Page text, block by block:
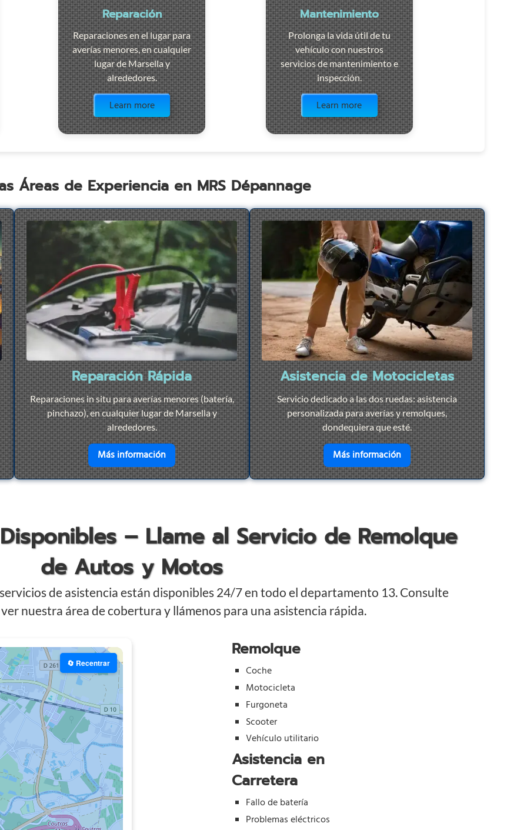
Reparación
Reparaciones en el lugar para
averías menores, en cualquier
lugar de Marsella y
alrededores.
Learn more
Mantenimiento
Prolonga la vida útil de tu
vehículo con nuestros
servicios de mantenimiento e
inspección.
Learn more
Áreas de Experiencia en MRS Dépannage
Remolque 24/7
Reparación Rápida
Reparaciones in situ para averías menores (batería,
pinchazo), en cualquier lugar de Marsella y
alrededores.
Más informaciónen savoir plus surReparación Rápida
Asistencia de Motocicletas
Servicio dedicado a las dos ruedas: asistencia
personalizada para averías y remolques,
dondequiera que esté.
Más informaciónen savoir plus surAsistencia
– Llame al Servicio de Remolque
de Autos y Motos
de asistencia están disponibles 24/7 en todo el departamento 13. Consulte
nuestra área de cobertura y llámenos para una asistencia rápida.
🔄 Recentrar
Remolque
Coche
Motocicleta
Furgoneta
Scooter
Vehículo utilitario
Asistencia en
Carretera
Fallo de batería
Problemas eléctricos